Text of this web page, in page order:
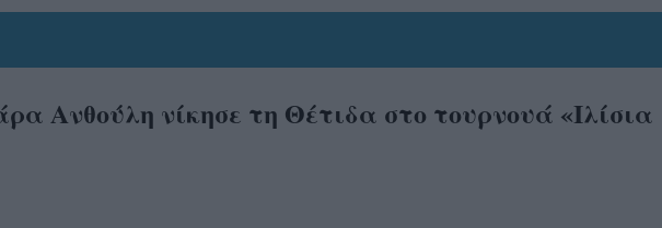
Ανθούλη νίκησε τη Θέτιδα στο τουρνουά «Ιλίσια